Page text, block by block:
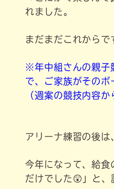
れました。
まだまだこれからで
※年中組さんの親子
で、ご家族がそのボ
（週案の競技内容
アリーナ練習の後は
今年になって、給
だけでした😲」と、